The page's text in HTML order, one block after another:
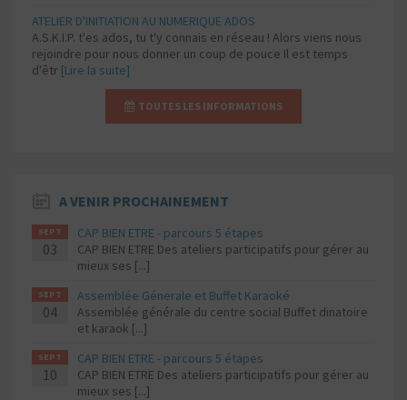
ATELIER D'INITIATION AU NUMERIQUE ADOS
A.S.K.I.P. t'es ados, tu t'y connais en réseau ! Alors viens nous
rejoindre pour nous donner un coup de pouce Il est temps
d'êtr [Lire la suite]
TOUTES LES INFORMATIONS
A VENIR PROCHAINEMENT
SEPT
03
CAP BIEN ETRE - parcours 5 étapes
CAP BIEN ETRE Des ateliers participatifs pour gérer au
mieux ses [...]
SEPT
04
Assemblée Génerale et Buffet Karaoké
Assemblée générale du centre social Buffet dinatoire
et karaok [...]
SEPT
10
CAP BIEN ETRE - parcours 5 étapes
CAP BIEN ETRE Des ateliers participatifs pour gérer au
mieux ses [...]